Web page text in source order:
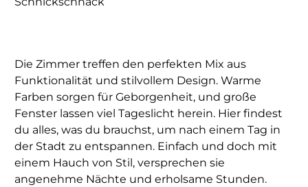
Die Zimmer treffen den perfekten Mix aus
Funktionalität und stilvollem Design. Warme
Farben sorgen für Geborgenheit, und große
Fenster lassen viel Tageslicht herein. Hier findest
du alles, was du brauchst, um nach einem Tag in
der Stadt zu entspannen. Einfach und doch mit
einem Hauch von Stil, versprechen sie
angenehme Nächte und erholsame Stunden.